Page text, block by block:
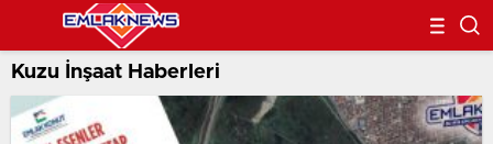
Kuzu İnşaat Haberleri